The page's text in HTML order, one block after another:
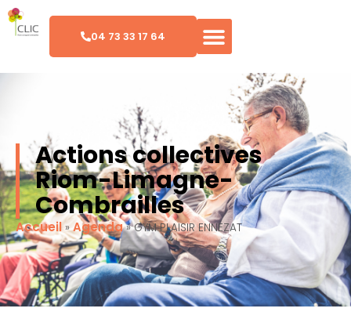
04 73 33 17 64
Actions collectives
Riom-Limagne-
Combrailles
Accueil»Agenda»GYM PLAISIR ENNEZAT